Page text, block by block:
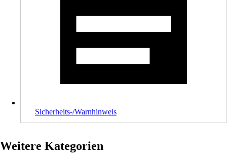
Sicherheits-/Warnhinweis
Weitere Kategorien